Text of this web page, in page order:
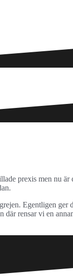
prexis men nu
Egentligen
där rensar vi en